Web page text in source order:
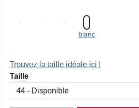
blanc
Trouvez la taille idéale ici !
Sélectionnez
Taille